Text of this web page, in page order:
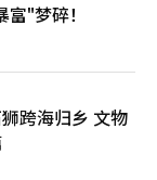
"梦碎！
跨海归乡 文物